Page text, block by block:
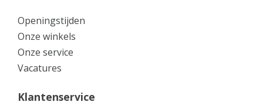
Openingstijden
Onze winkels
Onze service
Vacatures
Klantenservice